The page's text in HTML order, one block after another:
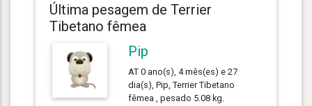
Última pesagem de Terrier
Tibetano fêmea
Pip
AT 0 ano(s), 4 mês(es) e 27
dia(s), Pip, Terrier Tibetano
fêmea , pesado 5.08 kg.